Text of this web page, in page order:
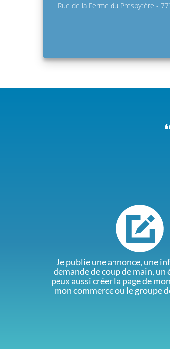
Rue de la Ferme du Presbytère -
Je publie une annonce, une
demande de coup de main, un
peux aussi créer la page de
mon commerce ou le groupe